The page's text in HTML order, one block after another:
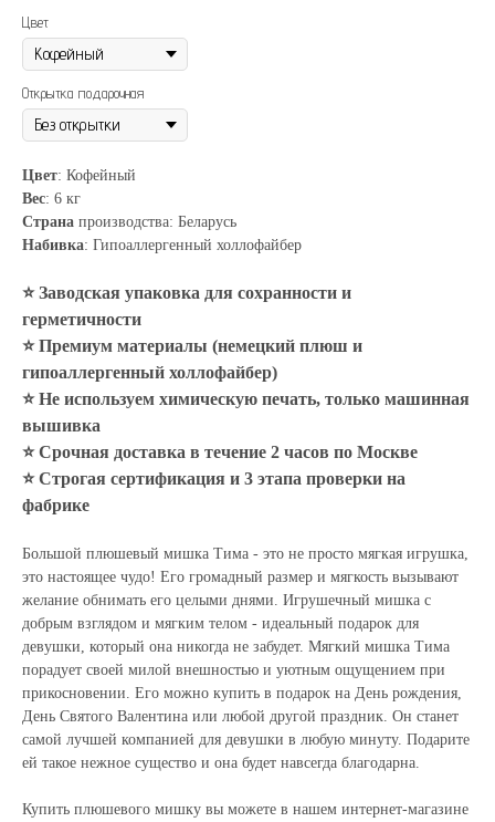
Цвет
Открытка подарочная
Цвет: Кофейный
Вес: 6 кг
Страна производства: Беларусь
Набивка: Гипоаллергенный холлофайбер
⭐ Заводская упаковка для сохранности и
герметичности
⭐ Премиум материалы (немецкий плюш и
гипоаллергенный холлофайбер)
⭐ Не используем химическую печать, только машинная
вышивка
⭐ Срочная доставка в течение 2 часов по Москве
⭐ Строгая сертификация и 3 этапа проверки на
фабрике
Большой плюшевый мишка Тима - это не просто мягкая игрушка,
это настоящее чудо! Его громадный размер и мягкость вызывают
желание обнимать его целыми днями. Игрушечный мишка с
добрым взглядом и мягким телом - идеальный подарок для
девушки, который она никогда не забудет. Мягкий мишка Тима
порадует своей милой внешностью и уютным ощущением при
прикосновении. Его можно купить в подарок на День рождения,
День Святого Валентина или любой другой праздник. Он станет
самой лучшей компанией для девушки в любую минуту. Подарите
ей такое нежное существо и она будет навсегда благодарна.
Купить плюшевого мишку вы можете в нашем интернет-магазине